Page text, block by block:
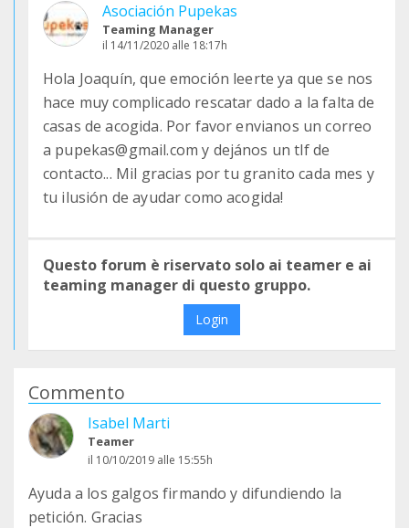
Asociación Pupekas
Teaming Manager
il 14/11/2020 alle 18:17h
Hola Joaquín, que emoción leerte ya que se nos
hace muy complicado rescatar dado a la falta de
casas de acogida. Por favor envianos un correo
a pupekas@gmail.com y dejános un tlf de
contacto... Mil gracias por tu granito cada mes y
tu ilusión de ayudar como acogida!
Questo forum è riservato solo ai teamer e ai
teaming manager di questo gruppo.
Login
Commento
Isabel Marti
Teamer
il 10/10/2019 alle 15:55h
Ayuda a los galgos firmando y difundiendo la
petición. Gracias